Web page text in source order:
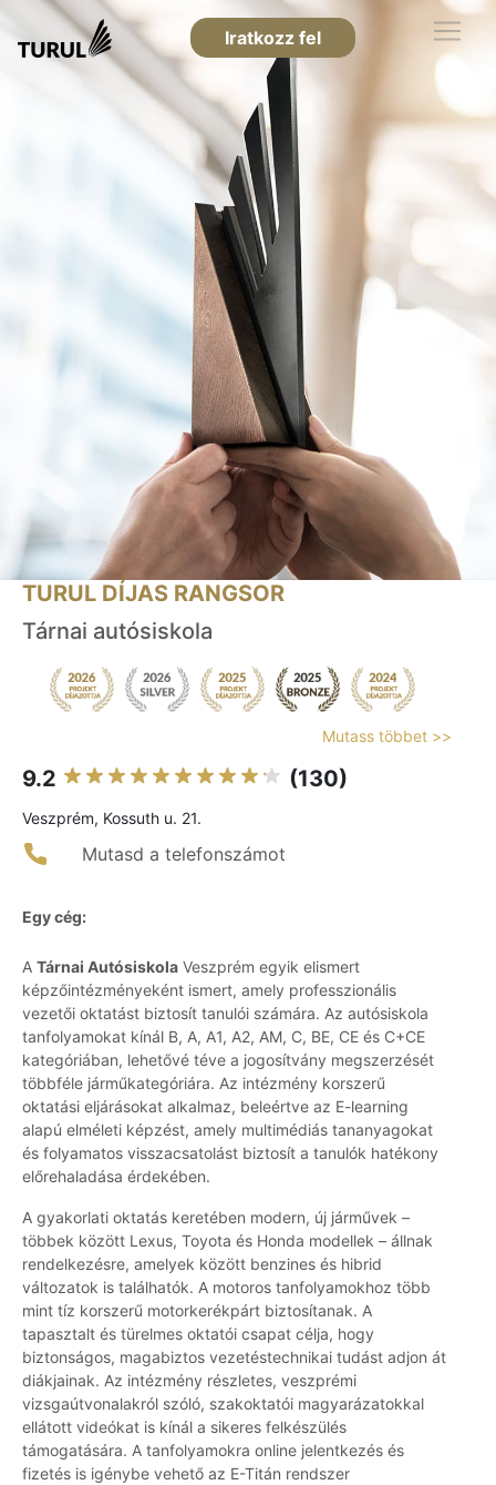
Iratkozz fel
TURUL DÍJAS RANGSOR
Tárnai autósiskola
Mutass többet >>
9.2 (130)
Veszprém, Kossuth u. 21.
Mutasd a telefonszámot
Egy cég:
A Tárnai Autósiskola Veszprém egyik elismert
képzőintézményeként ismert, amely professzionális
vezetői oktatást biztosít tanulói számára. Az autósiskola
tanfolyamokat kínál B, A, A1, A2, AM, C, BE, CE és C+CE
kategóriában, lehetővé téve a jogosítvány megszerzését
többféle járműkategóriára. Az intézmény korszerű
oktatási eljárásokat alkalmaz, beleértve az E-learning
alapú elméleti képzést, amely multimédiás tananyagokat
és folyamatos visszacsatolást biztosít a tanulók hatékony
előrehaladása érdekében.
A gyakorlati oktatás keretében modern, új járművek –
többek között Lexus, Toyota és Honda modellek – állnak
rendelkezésre, amelyek között benzines és hibrid
változatok is találhatók. A motoros tanfolyamokhoz több
mint tíz korszerű motorkerékpárt biztosítanak. A
tapasztalt és türelmes oktatói csapat célja, hogy
biztonságos, magabiztos vezetéstechnikai tudást adjon át
diákjainak. Az intézmény részletes, veszprémi
vizsgaútvonalakról szóló, szakoktatói magyarázatokkal
ellátott videókat is kínál a sikeres felkészülés
támogatására. A tanfolyamokra online jelentkezés és
fizetés is igénybe vehető az E-Titán rendszer